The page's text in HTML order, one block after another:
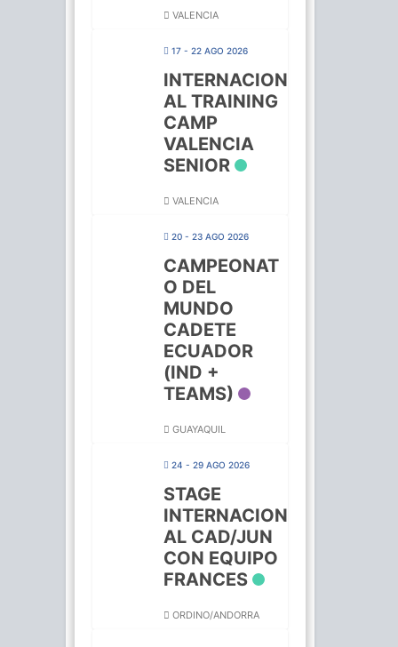
VALENCIA
17 - 22 AGO 2026
INTERNACION
AL TRAINING
CAMP
VALENCIA
SENIOR
VALENCIA
20 - 23 AGO 2026
CAMPEONAT
O DEL
MUNDO
CADETE
ECUADOR
(IND +
TEAMS)
GUAYAQUIL
24 - 29 AGO 2026
STAGE
INTERNACION
AL CAD/JUN
CON EQUIPO
FRANCES
ORDINO/ANDORRA